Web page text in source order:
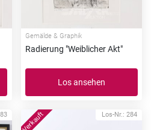
Gemälde & Graphik
Radierung "Weiblicher Akt"
Los ansehen
Los-Nr.: 284